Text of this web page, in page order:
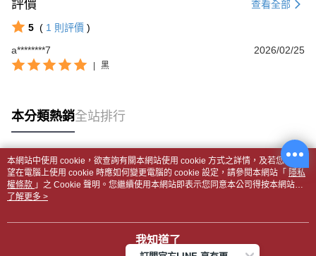
評價 查看全部
5 ( 1 則評價 )
a********7
2026/02/25
| 黑
本分類熱銷全站排行
熱門標籤
本網站中使用 cookie，欲查詢有關本網站使用 cookie 方式之詳情，及若您不希
望在電腦上使用 cookie 時應如何變更電腦的 cookie 設定，請參閱本網站「 隱私
權條款 」之 Cookie 聲明。您繼續使用本網站即表示您同意本公司得按本網站使
用條款之 Cookie 聲明使用 cookie。
了解更多 >
我知道了